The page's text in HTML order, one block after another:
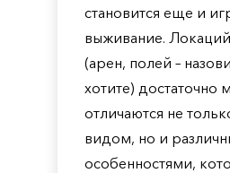
становится еще и
выживание.
(арен, полей –
хотите) достаточно
отличаются не
видом, но и
особенностями,